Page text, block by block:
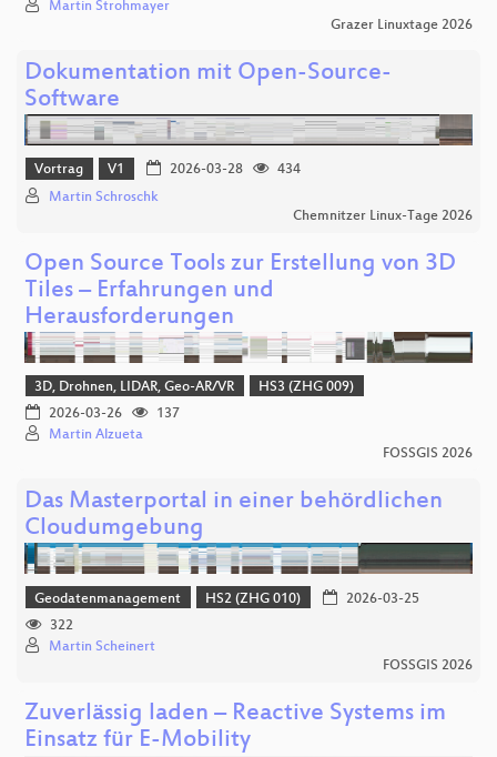
Martin Strohmayer
Grazer Linuxtage 2026
Dokumentation mit Open-Source-
Software
Vortrag V1 2026-03-28
434
Martin Schroschk
Chemnitzer Linux-Tage 2026
Open Source Tools zur Erstellung von 3D
Tiles – Erfahrungen und
Herausforderungen
3D, Drohnen, LIDAR, Geo-AR/VR
HS3 (ZHG 009)
2026-03-26
137
Martin Alzueta
FOSSGIS 2026
Das Masterportal in einer behördlichen
Cloudumgebung
Geodatenmanagement HS2 (ZHG 010)
2026-03-25
322
Martin Scheinert
FOSSGIS 2026
Zuverlässig laden – Reactive Systems im
Einsatz für E-Mobility